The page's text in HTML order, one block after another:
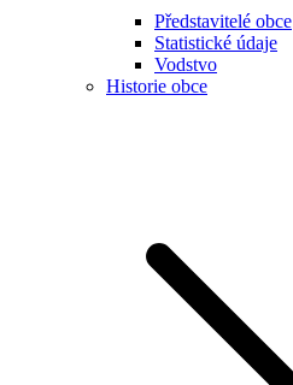
Představitelé obce
Statistické údaje
Vodstvo
Historie obce